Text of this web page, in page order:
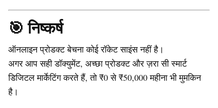
🎯 निष्कर्ष
ऑनलाइन प्रोडक्ट बेचना कोई रॉकेट साइंस नहीं है।
अगर आप सही डॉक्युमेंट, अच्छा प्रोडक्ट और ज़रा सी स्मार्ट
डिजिटल मार्केटिंग करते हैं, तो ₹0 से ₹50,000 महीना भी मुमकिन
है।